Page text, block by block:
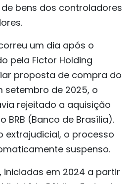
bens dos controladores
um dia após o
pela Fictor Holding
proposta de compra do
setembro de 2025, o
rejeitado a aquisição
BRB (Banco de Brasília).
extrajudicial, o processo
suspenso.
iniciadas em 2024 a partir